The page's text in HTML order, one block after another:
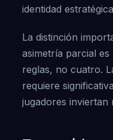
identidad
La distinción
asimetría parcial
reglas, no cuatro.
requiere
jugadores inviertan